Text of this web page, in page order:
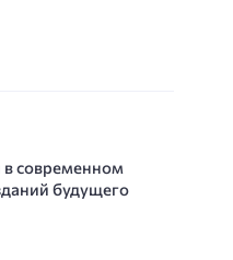
современном
будущего